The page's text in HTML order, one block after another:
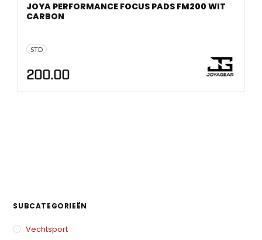
STD
JOYA PERFORMANCE FOCUS PADS FM200 WIT
CARBON
200.00
SUBCATEGORIEËN
Vechtsport